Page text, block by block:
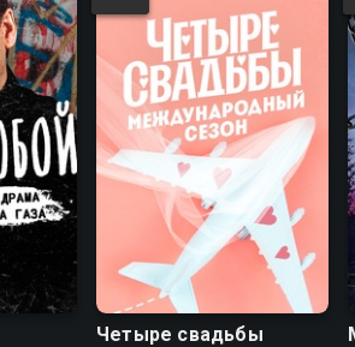
Четыре свадьбы